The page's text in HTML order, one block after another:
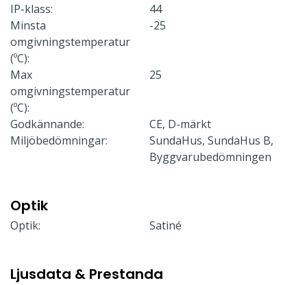
IP-klass:
44
Minsta
omgivningstemperatur
(ºC):
-25
Max
omgivningstemperatur
(ºC):
25
Godkännande:
CE, D-märkt
Miljöbedömningar:
SundaHus, SundaHus B,
Byggvarubedömningen
Optik
Optik: Satiné
Ljusdata & Prestanda